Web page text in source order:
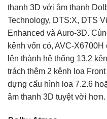
thanh 3D với âm thanh
Technology, DTS:X, DTS
Enhanced và Auro-3D.
kênh vốn có, AVC-
lên thành hệ thống 13.2
trách thêm 2 kênh loa
dựng cấu hình loa 7.2.6
âm thanh 3D tuyệt vời hơn.